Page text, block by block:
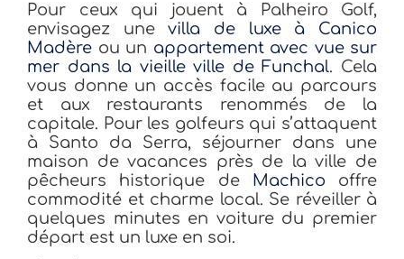
Pour ceux qui jouent à Palheiro Golf,
envisagez unevilla de luxe à Canico
Madère ou un appartement avec vue sur
mer dans la vieille ville de Funchal. Cela
vous donne un accès facile au parcours
et aux restaurants renommés de la
capitale. Pour les golfeurs qui s’attaquent
à Santo da Serra, séjourner dans une
maison de vacances près de la ville de
pêcheurs historique de Machico offre
commodité et charme local. Se réveiller à
quelques minutes en voiture du premier
départ est un luxe en soi.